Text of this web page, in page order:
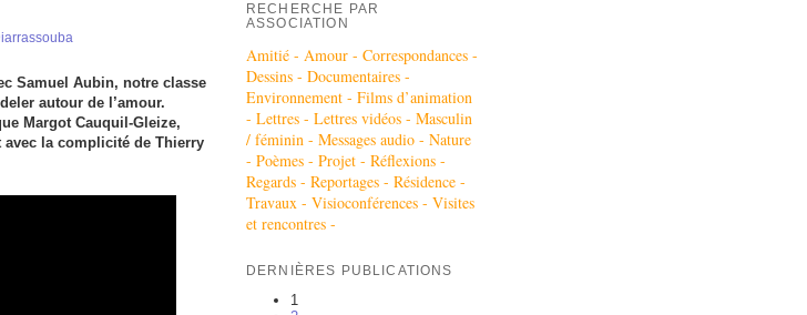
Samuel Aubin, notre classe
autour de l’amour.
Margot Cauquil-Gleize,
avec la complicité de Thierry
RECHERCHE PAR
ASSOCIATION
Amitié - Amour - Correspondances -
Dessins - Documentaires -
Environnement - Films d’animation
- Lettres - Lettres vidéos - Masculin
/ féminin - Messages audio - Nature
- Poèmes - Projet - Réflexions -
Regards - Reportages - Résidence -
Travaux - Visioconférences - Visites
et rencontres -
DERNIÈRES PUBLICATIONS
1